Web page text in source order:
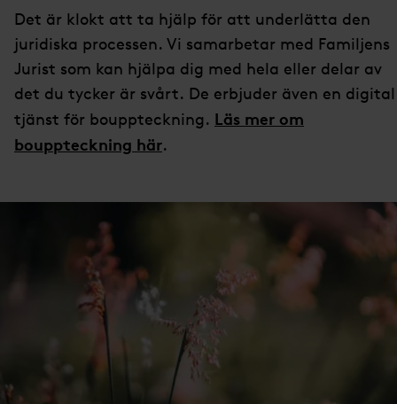
Det är klokt att ta hjälp för att underlätta den
juridiska processen. Vi samarbetar med Familjens
Jurist som kan hjälpa dig med hela eller delar av
det du tycker är svårt. De erbjuder även en digital
tjänst för bouppteckning. Läs mer om
bouppteckning här.